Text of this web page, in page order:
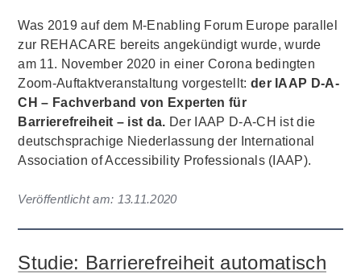
Was 2019 auf dem M-Enabling Forum Europe parallel
zur REHACARE bereits angekündigt wurde, wurde
am 11. November 2020 in einer Corona bedingten
Zoom-Auftaktveranstaltung vorgestellt: der IAAP D-A-
CH – Fachverband von Experten für
Barrierefreiheit – ist da. Der IAAP D-A-CH ist die
deutschsprachige Niederlassung der International
Association of Accessibility Professionals (IAAP).
Veröffentlicht am: 13.11.2020
Studie: Barrierefreiheit automatisch